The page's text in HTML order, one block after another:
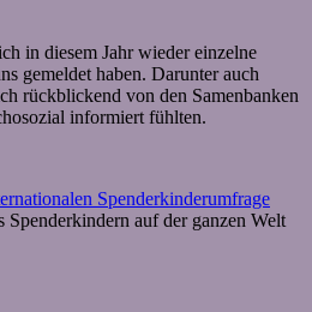
in diesem Jahr wieder einzelne
gemeldet haben. Darunter auch
rückblickend von den Samenbanken
informiert fühlten.
Spenderkinderumfrage
Spenderkindern auf der ganzen Welt